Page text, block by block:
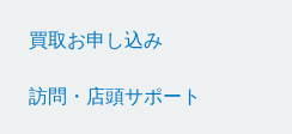
買取お申し込み
訪問・店頭サポート